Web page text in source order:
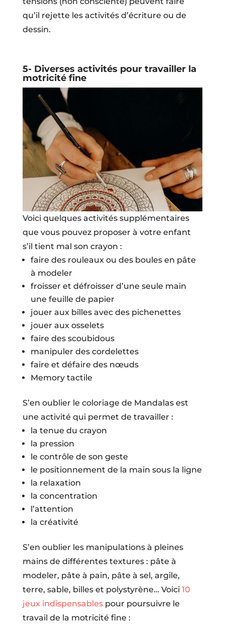
qu’il rejette les activités d’écriture ou de
dessin.
5- Diverses activités pour travailler la
motricité fine
Voici quelques activités supplémentaires
que vous pouvez proposer à votre enfant
s’il tient mal son crayon :
faire des rouleaux ou des boules en pâte
à modeler
froisser et défroisser d’une seule main
une feuille de papier
jouer aux billes avec des pichenettes
jouer aux osselets
faire des scoubidous
manipuler des cordelettes
faire et défaire des nœuds
Memory tactile
S’en oublier le coloriage de Mandalas est
une activité qui permet de travailler :
la tenue du crayon
la pression
le contrôle de son geste
le positionnement de la main sous la ligne
la relaxation
la concentration
l’attention
la créativité
S’en oublier les manipulations à pleines
mains de différentes textures : pâte à
modeler, pâte à pain, pâte à sel, argile,
terre, sable, billes et polystyrène… Voici 10
jeux indispensablespour poursuivre le
travail de la motricité fine :